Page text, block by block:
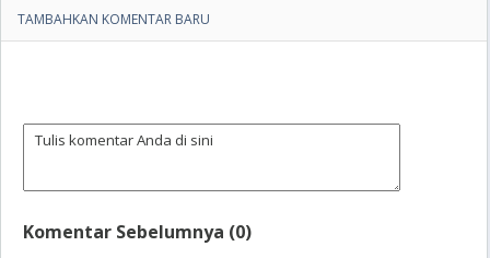
TAMBAHKAN KOMENTAR BARU
Komentar Sebelumnya (0)